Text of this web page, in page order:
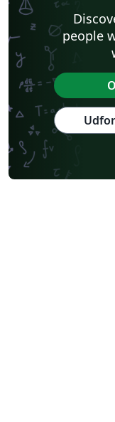
people